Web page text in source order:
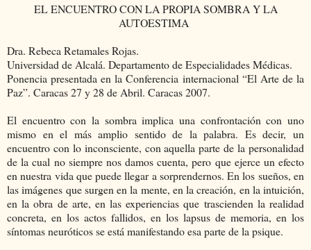
EL ENCUENTRO CON LA PROPIA SOMBRA Y LA
AUTOESTIMA
Dra. Rebeca Retamales Rojas.
Universidad de Alcalá. Departamento de Especialidades Médicas.
Ponencia presentada en la Conferencia internacional “El Arte de la
Paz”. Caracas 27 y 28 de Abril. Caracas 2007.
El encuentro con la sombra implica una confrontación con uno
mismo en el más amplio sentido de la palabra. Es decir, un
encuentro con lo inconsciente, con aquella parte de la personalidad
de la cual no siempre nos damos cuenta, pero que ejerce un efecto
en nuestra vida que puede llegar a sorprendernos. En los sueños, en
las imágenes que surgen en la mente, en la creación, en la intuición,
en la obra de arte, en las experiencias que trascienden la realidad
concreta, en los actos fallidos, en los lapsus de memoria, en los
síntomas neuróticos se está manifestando esa parte de la psique.